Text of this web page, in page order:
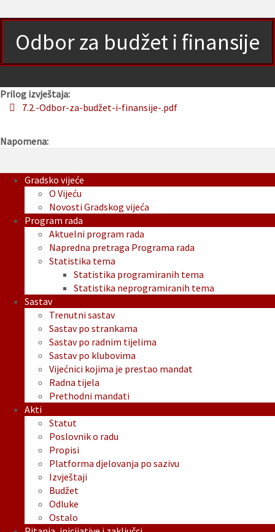
Odbor za budžet i finansije
Prilog izvještaja:
7.2.-Odbor-za-budžet-i-finansije-.pdf
Napomena:
Gradsko vijeće
O Vijeću
Novosti Gradskog vijeća
Program rada
Aktuelni program rada
Napredna pretraga Programa rada
Statistika tema
Statistika programiranih tema
Statistika neprogramiranih tema
Sastav
Trenutni sastav
Sastav po strankama
Sastav po radnim tijelima
Sastav po klubovima
Vijećnici kojima je prestao mandat
Radna tijela
Prethodni mandati
Akti
Statut
Poslovnik o radu
Propisi
Platforma djelovanja po sazivu
Izvještaji
Budžet
Odluke
Ostalo